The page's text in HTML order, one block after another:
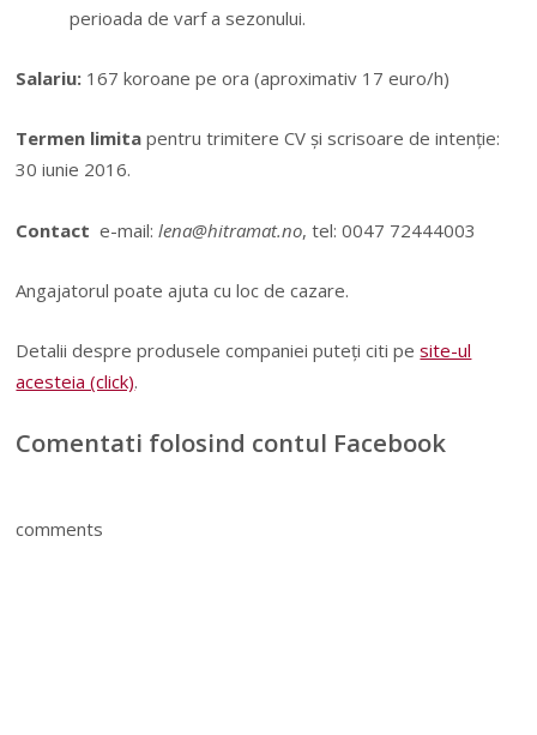
perioada de varf a sezonului.
Salariu: 167 koroane pe ora (aproximativ 17 euro/h)
Termen limita pentru trimitere CV și scrisoare de intenție:
30 iunie 2016.
Contact e-mail:lena@hitramat.no, tel: 0047 72444003
Angajatorul poate ajuta cu loc de cazare.
Detalii despre produsele companiei puteți citi pesite-ul
acesteia (click).
Comentati folosind contul Facebook
comments